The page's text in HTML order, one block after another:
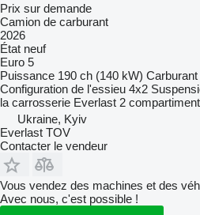
Prix sur demande
Camion de carburant
2026
État neuf
Euro 5
Puissance 190 ch (140 kW) Carburant
Configuration de l'essieu 4x2
la carrosserie Everlast 2 compartiment
Ukraine, Kyiv
Everlast TOV
Contacter le vendeur
Vous vendez des machines et des
Avec nous, c'est possible !